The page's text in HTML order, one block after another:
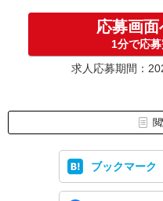
応募画
1分で応
求人応募期間：
ブックマーク